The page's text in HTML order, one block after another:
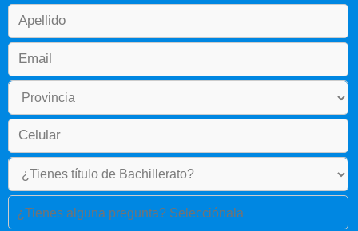
¿Tienes alguna pregunta? Selecciónala